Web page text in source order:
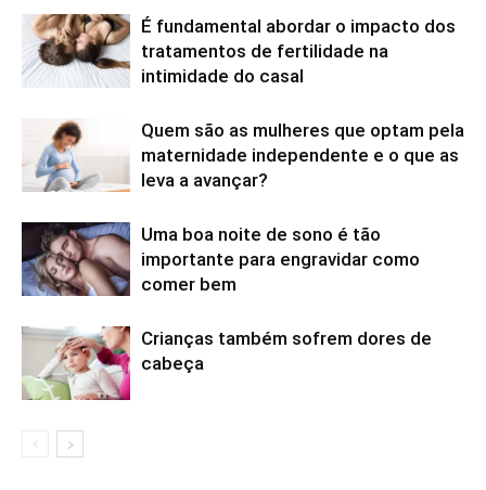
É fundamental abordar o impacto dos
tratamentos de fertilidade na
intimidade do casal
Quem são as mulheres que optam pela
maternidade independente e o que as
leva a avançar?
Uma boa noite de sono é tão
importante para engravidar como
comer bem
Crianças também sofrem dores de
cabeça